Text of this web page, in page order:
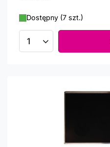
Dostępny (7 szt.)
Ilość produktów